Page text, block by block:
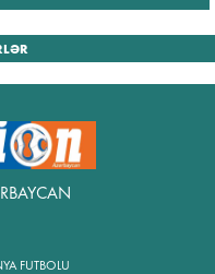
FUTBOLU